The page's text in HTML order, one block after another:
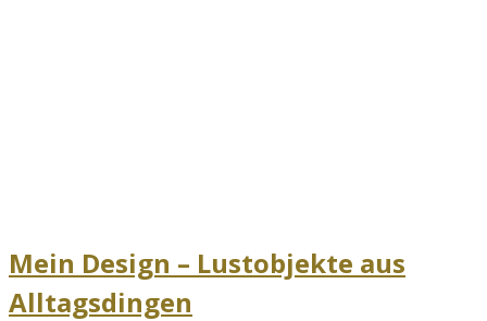
Mein Design – Lustobjekte aus
Alltagsdingen